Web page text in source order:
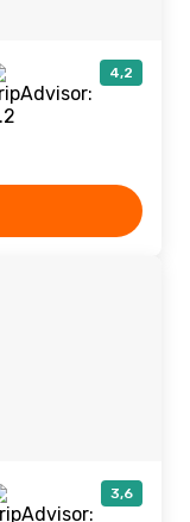
4,2
3,6